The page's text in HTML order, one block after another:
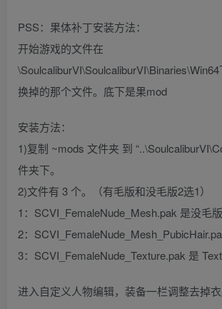
PSS：果体补丁安装方法：
开始游戏的文件在
换掉的那个文件。底下是果mod
安装方法：
1)复制 ~mods 文件夹 到
件夹下。
2)文件有 3 个。（有毛版和没毛版2选1）
1：SCVI_FemaleNude_Mesh.pak 是没毛版
2：
3：SCVI_FemaleNude_Texture.pak 是
进入自定义人物编辑，装备一栏调整去掉衣